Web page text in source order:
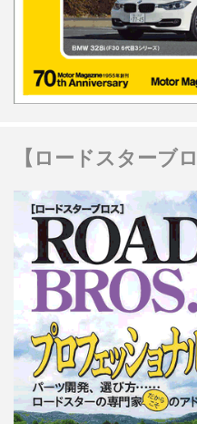
【ロードスターブ